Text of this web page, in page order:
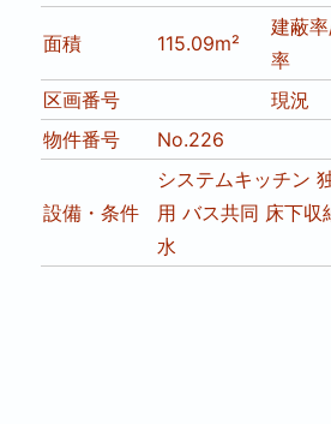
面積 115.09m²
建蔽
率
区画番号
現況
物件番号
No.226
設備・条件
システムキッチン
用 バス共同 床下収
水